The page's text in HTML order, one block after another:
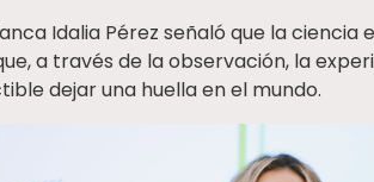
Idalia Pérez señaló que la ciencia
a través de la observación, la
dejar una huella en el mundo.